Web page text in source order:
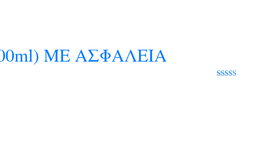
ΜΕ ΑΣΦΑΛΕΙΑ